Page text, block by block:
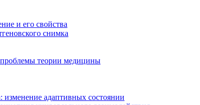
и его свойства
снимка
теории медицины
изменение адаптивных состоянии